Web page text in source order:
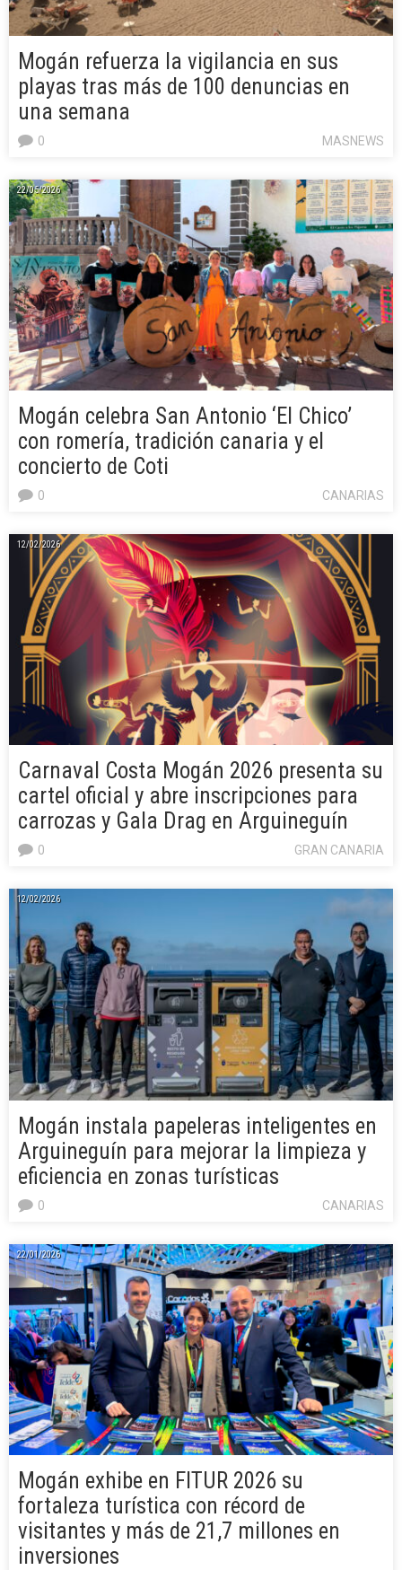
Mogán refuerza la vigilancia en sus
playas tras más de 100 denuncias en
una semana
MASNEWS
0
22/05/2026
Mogán celebra San Antonio ‘El Chico’
con romería, tradición canaria y el
concierto de Coti
CANARIAS
0
12/02/2026
Carnaval Costa Mogán 2026 presenta su
cartel oficial y abre inscripciones para
carrozas y Gala Drag en Arguineguín
GRAN CANARIA
0
12/02/2026
Mogán instala papeleras inteligentes en
Arguineguín para mejorar la limpieza y
eficiencia en zonas turísticas
CANARIAS
0
22/01/2026
Mogán exhibe en FITUR 2026 su
fortaleza turística con récord de
visitantes y más de 21,7 millones en
inversiones